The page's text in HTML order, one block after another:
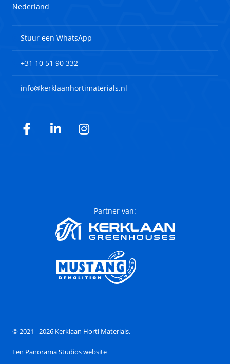
Nederland
Stuur een WhatsApp
+31 10 51 90 332
info@kerklaanhortimaterials.nl
Facebook
LinkedInInstagram
Partner van:
© 2021 - 2026 Kerklaan Horti Materials.
Een Panorama Studios website